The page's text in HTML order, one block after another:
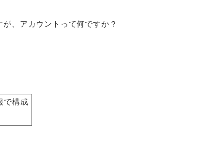
、アカウントって何ですか？
で構成